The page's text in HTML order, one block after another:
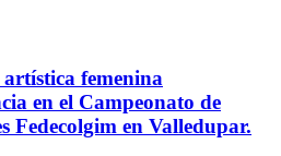
femenina
en el Campeonato de
Fedecolgim en Valledupar.